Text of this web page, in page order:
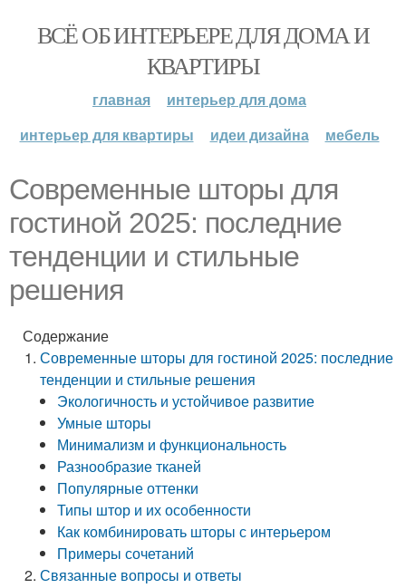
ВСЁ ОБ ИНТЕРЬЕРЕ ДЛЯ ДОМА И
КВАРТИРЫ
главная
интерьер для дома
интерьер для квартиры
идеи дизайна мебель
Современные шторы для
гостиной 2025: последние
тенденции и стильные
решения
Содержание
Современные шторы для гостиной 2025: последние
тенденции и стильные решения
Экологичность и устойчивое развитие
Умные шторы
Минимализм и функциональность
Разнообразие тканей
Популярные оттенки
Типы штор и их особенности
Как комбинировать шторы с интерьером
Примеры сочетаний
Связанные вопросы и ответы